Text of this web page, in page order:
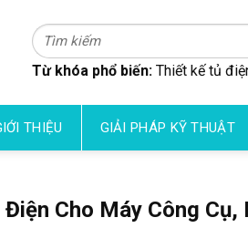
Tìm
kiếm:
Từ khóa phổ biến: Thiết kế tủ
THIỆU GIẢI PHÁP KỸ THUẬT
Điện Cho Máy Công